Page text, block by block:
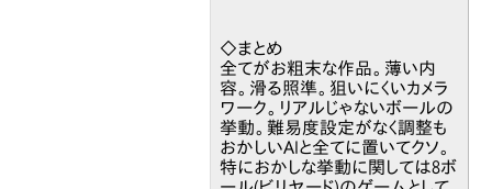
◇まとめ
全てがお粗末な作品。薄い内
容。滑る照準。狙いにくいカメラ
ワーク。リアルじゃないボールの
挙動。難易度設定がなく調整も
おかしいAIと全てに置いてクソ。
特におかしな挙動に関しては8ボ